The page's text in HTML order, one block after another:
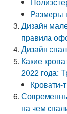
Размеры
Дизайн
правила
Дизайн
Какие
2022 года:
на чем